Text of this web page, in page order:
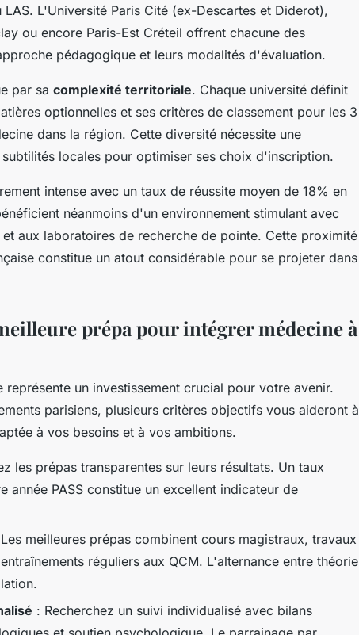
L'Université Paris Cité (ex-Descartes et Diderot),
ou encore Paris-Est Créteil offrent chacune des
pédagogique et leurs modalités d'évaluation.
par sa complexité territoriale. Chaque université définit
optionnelles et ses critères de classement pour les 3
dans la région. Cette diversité nécessite une
locales pour optimiser ses choix d'inscription.
intense avec un taux de réussite moyen de 18% en
néanmoins d'un environnement stimulant avec
et aux laboratoires de recherche de pointe. Cette proximité
constitue un atout considérable pour se projeter dans
prépa pour intégrer médecine à
un investissement crucial pour votre avenir.
parisiens, plusieurs critères objectifs vous aideront à
à vos besoins et à vos ambitions.
les prépas transparentes sur leurs résultats. Un taux
année PASS constitue un excellent indicateur de
meilleures prépas combinent cours magistraux, travaux
réguliers aux QCM. L'alternance entre théorie
: Recherchez un suivi individualisé avec bilans